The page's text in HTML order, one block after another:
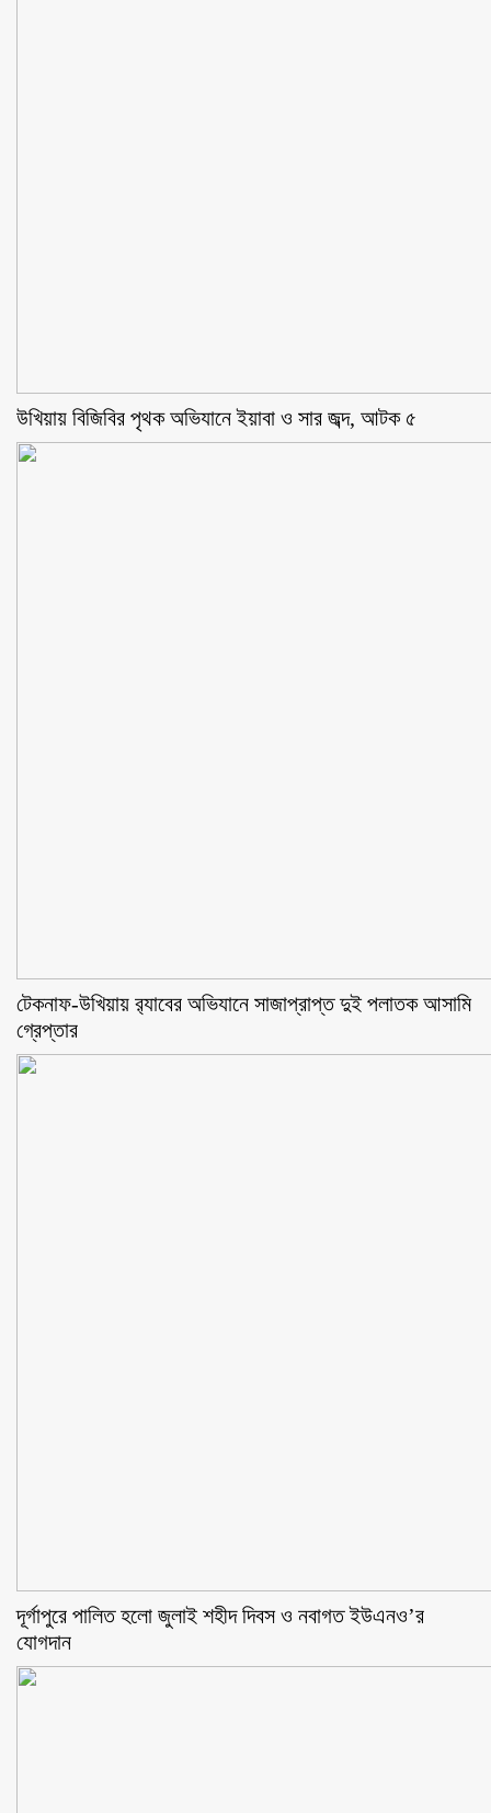
উখিয়ায় বিজিবির পৃথক অভিযানে ইয়াবা ও সার জব্দ, আটক ৫
টেকনাফ-উখিয়ায় র‌্যাবের অভিযানে সাজাপ্রাপ্ত দুই পলাতক আসামি
গ্রেপ্তার
‎দূর্গাপুরে পালিত হলো জুলাই শহীদ দিবস ও নবাগত ইউএনও’র
যোগদান ‎